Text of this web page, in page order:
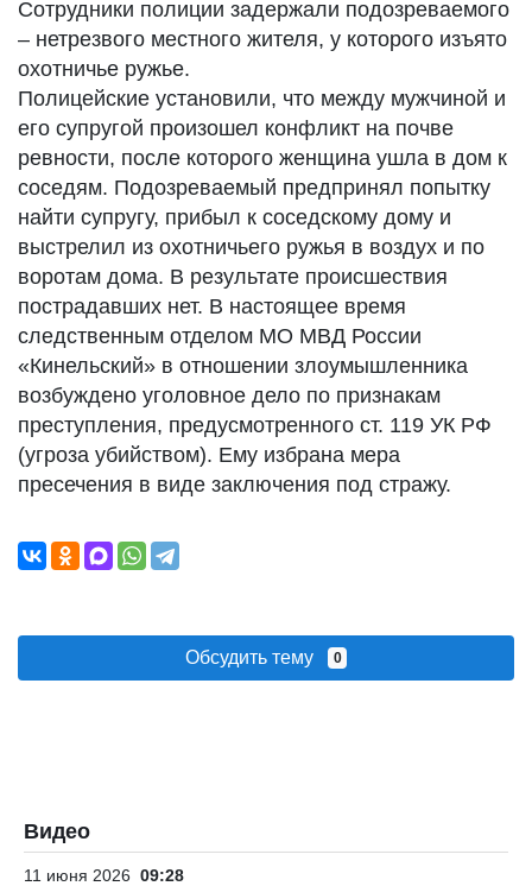
Сотрудники полиции задержали подозреваемого
– нетрезвого местного жителя, у которого изъято
охотничье ружье.
Полицейские установили, что между мужчиной и
его супругой произошел конфликт на почве
ревности, после которого женщина ушла в дом к
соседям. Подозреваемый предпринял попытку
найти супругу, прибыл к соседскому дому и
выстрелил из охотничьего ружья в воздух и по
воротам дома. В результате происшествия
пострадавших нет. В настоящее время
следственным отделом МО МВД России
«Кинельский» в отношении злоумышленника
возбуждено уголовное дело по признакам
преступления, предусмотренного ст. 119 УК РФ
(угроза убийством). Ему избрана мера
пресечения в виде заключения под стражу.
Обсудить тему 0
Видео
11 июня 2026 09:28